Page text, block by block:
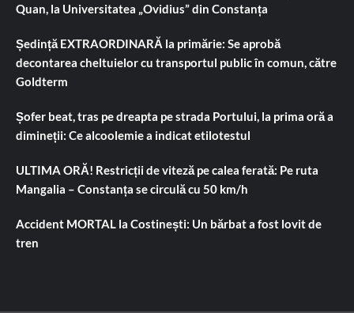
Quan, la Universitatea „Ovidius” din Constanța
Ședință EXTRAORDINARĂ la primărie: Se aprobă
decontarea cheltuielor cu transportul public în comun, către
Goldterm
Șofer beat, tras pe dreapta pe strada Portului, la prima oră a
dimineții: Ce alcoolemie a indicat etilotestul
ULTIMA ORĂ! Restricții de viteză pe calea ferată: Pe ruta
Mangalia – Constanța se circulă cu 50 km/h
Accident MORTAL la Costinești: Un bărbat a fost lovit de
tren